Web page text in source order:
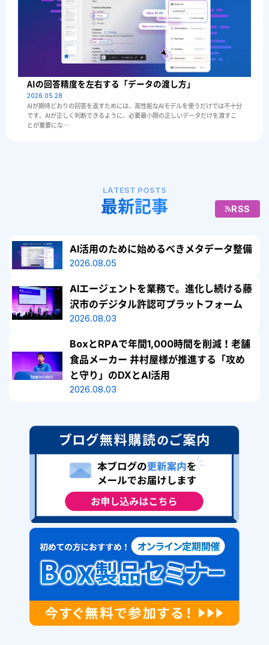
AIの回答精度を左右する「データの渡し方」
2026.05.28
AIが期待どおりの回答を返すためには、高性能なAIモデルを使うだけでは不十分
です。AIが正しく判断できるように、必要最⼩限の正しいデータだけを渡すこ
とが重要にな…
LATEST POSTS
最新記事 RSS
AI活用のために始めるべきメタデータ整備
2026.08.05
AIエージェントを業務で。進化し続ける藤
沢市のデジタル許認可プラットフォーム
2026.08.03
BoxとRPAで年間1,000時間を削減！老舗
食品メーカー 井村屋様が推進する「攻め
と守り」のDXとAI活用
2026.08.03